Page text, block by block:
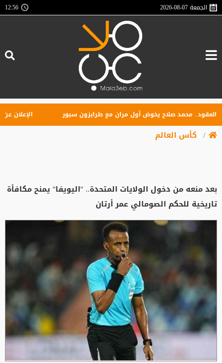
الجمعة2026-08-07
12:56
محمد صلاح يخوض أول مران مع طرابزون سبور الإعلان عن
كأس العالم
بعد منعه من دخول الولايات المتحدة.. "اليويفا" يمنح مكافأة
تاريخية للحكم الصومالي عمر أرتان